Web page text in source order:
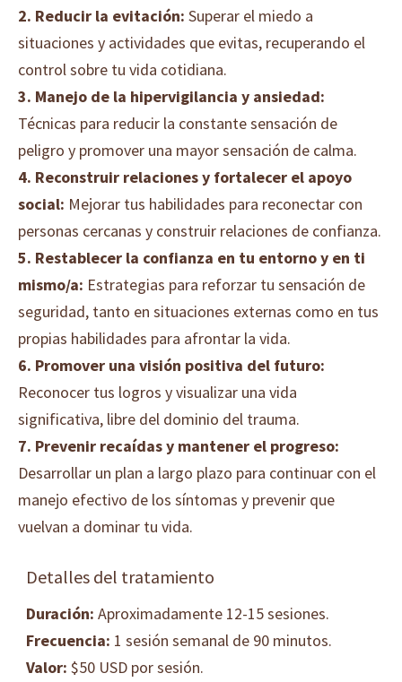
2. Reducir la evitación: Superar el miedo a
situaciones y actividades que evitas, recuperando el
control sobre tu vida cotidiana.
3. Manejo de la hipervigilancia y ansiedad:
Técnicas para reducir la constante sensación de
peligro y promover una mayor sensación de calma.
4. Reconstruir relaciones y fortalecer el apoyo
social: Mejorar tus habilidades para reconectar con
personas cercanas y construir relaciones de confianza.
5. Restablecer la confianza en tu entorno y en ti
mismo/a: Estrategias para reforzar tu sensación de
seguridad, tanto en situaciones externas como en tus
propias habilidades para afrontar la vida.
6. Promover una visión positiva del futuro:
Reconocer tus logros y visualizar una vida
significativa, libre del dominio del trauma.
7. Prevenir recaídas y mantener el progreso:
Desarrollar un plan a largo plazo para continuar con el
manejo efectivo de los síntomas y prevenir que
vuelvan a dominar tu vida.
Detalles del tratamiento
Duración: Aproximadamente 12-15 sesiones.
Frecuencia: 1 sesión semanal de 90 minutos.
Valor: $50 USD por sesión.